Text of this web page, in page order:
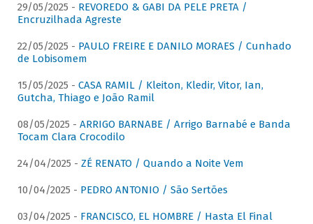
29/05/2025 - REVOREDO & GABI DA PELE PRETA /
Encruzilhada Agreste
22/05/2025 - PAULO FREIRE E DANILO MORAES / Cunhado
de Lobisomem
15/05/2025 - CASA RAMIL / Kleiton, Kledir, Vitor, Ian,
Gutcha, Thiago e João Ramil
08/05/2025 - ARRIGO BARNABE / Arrigo Barnabé e Banda
Tocam Clara Crocodilo
24/04/2025 - ZÉ RENATO / Quando a Noite Vem
10/04/2025 - PEDRO ANTONIO / São Sertões
03/04/2025 - FRANCISCO, EL HOMBRE / Hasta El Final